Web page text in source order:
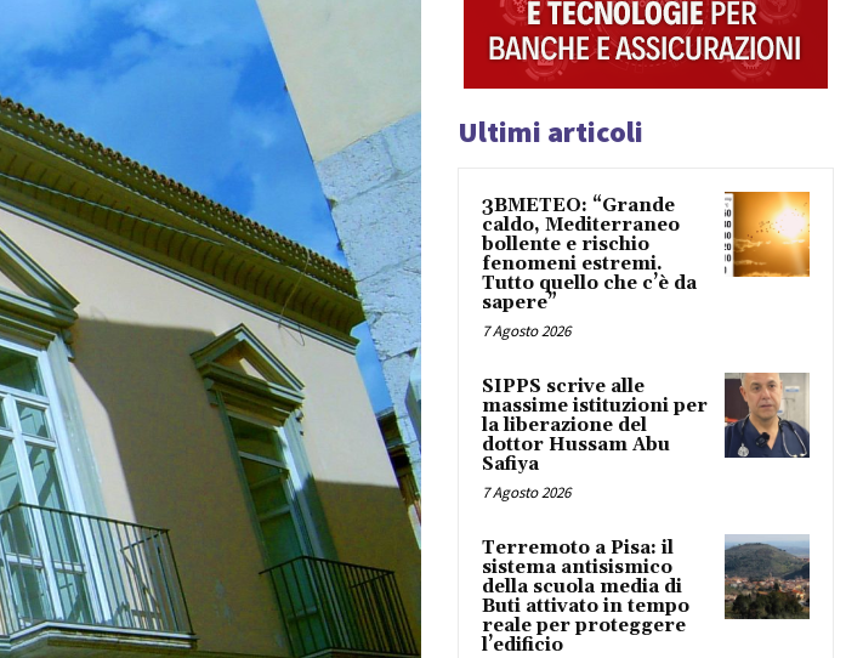
Ultimi articoli
3BMETEO: “Grande
caldo, Mediterraneo
bollente e rischio
fenomeni estremi.
Tutto quello che c’è da
sapere”
7 Agosto 2026
SIPPS scrive alle
massime istituzioni per
la liberazione del
dottor Hussam Abu
Safiya
7 Agosto 2026
Terremoto a Pisa: il
sistema antisismico
della scuola media di
Buti attivato in tempo
reale per proteggere
l’edificio